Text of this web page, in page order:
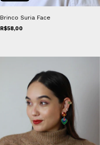
Brinco Suria Face
R$58,00